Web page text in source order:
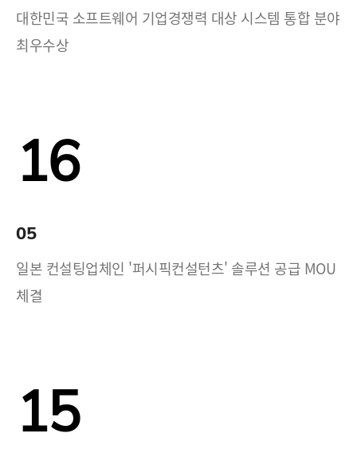
대한민국 소프트웨어 기업경쟁력 대상 시스템 통합 분야
최우수상
16
05
일본 컨설팅업체인 '퍼시픽컨설턴츠' 솔루션 공급 MOU
체결
15